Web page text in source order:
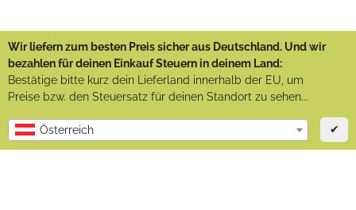
Wir liefern zum besten Preis sicher aus Deutschland. Und wir
bezahlen für deinen Einkauf Steuern in deinem Land:
Bestätige bitte kurz dein Lieferland innerhalb der EU, um
Preise bzw. den Steuersatz für deinen Standort zu sehen...
Österreich ✔